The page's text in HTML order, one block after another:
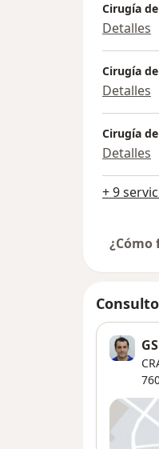
Cirugía
Detalles
Cirugía
Detalles
Cirugía
Detalles
+ 9
¿Cómo